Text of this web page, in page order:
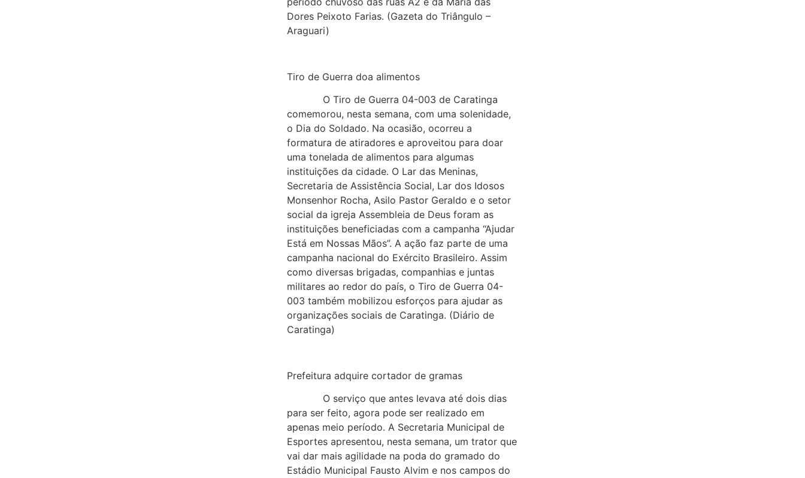
Dores Peixoto Farias. (Gazeta do Triângulo –
Araguari)
Tiro de Guerra doa alimentos
O Tiro de Guerra 04-003 de Caratinga
comemorou, nesta semana, com uma solenidade,
o Dia do Soldado. Na ocasião, ocorreu a
formatura de atiradores e aproveitou para doar
uma tonelada de alimentos para algumas
instituições da cidade. O Lar das Meninas,
Secretaria de Assistência Social, Lar dos Idosos
Monsenhor Rocha, Asilo Pastor Geraldo e o setor
social da igreja Assembleia de Deus foram as
instituições beneficiadas com a campanha “Ajudar
Está em Nossas Mãos”. A ação faz parte de uma
campanha nacional do Exército Brasileiro. Assim
como diversas brigadas, companhias e juntas
militares ao redor do país, o Tiro de Guerra 04-
003 também mobilizou esforços para ajudar as
organizações sociais de Caratinga. (Diário de
Caratinga)
Prefeitura adquire cortador de gramas
O serviço que antes levava até dois dias
para ser feito, agora pode ser realizado em
apenas meio período. A Secretaria Municipal de
Esportes apresentou, nesta semana, um trator que
vai dar mais agilidade na poda do gramado do
Estádio Municipal Fausto Alvim e nos campos do